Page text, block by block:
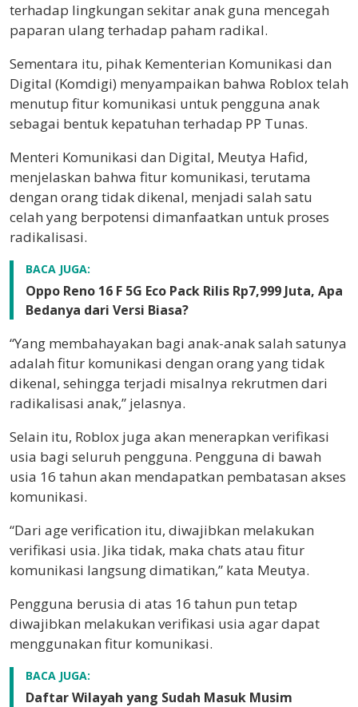
terhadap lingkungan sekitar anak guna mencegah
paparan ulang terhadap paham radikal.
Sementara itu, pihak Kementerian Komunikasi dan
Digital (Komdigi) menyampaikan bahwa Roblox telah
menutup fitur komunikasi untuk pengguna anak
sebagai bentuk kepatuhan terhadap PP Tunas.
Menteri Komunikasi dan Digital, Meutya Hafid,
menjelaskan bahwa fitur komunikasi, terutama
dengan orang tidak dikenal, menjadi salah satu
celah yang berpotensi dimanfaatkan untuk proses
radikalisasi.
BACA JUGA:
Oppo Reno 16 F 5G Eco Pack Rilis Rp7,999 Juta, Apa
Bedanya dari Versi Biasa?
“Yang membahayakan bagi anak-anak salah satunya
adalah fitur komunikasi dengan orang yang tidak
dikenal, sehingga terjadi misalnya rekrutmen dari
radikalisasi anak,” jelasnya.
Selain itu, Roblox juga akan menerapkan verifikasi
usia bagi seluruh pengguna. Pengguna di bawah
usia 16 tahun akan mendapatkan pembatasan akses
komunikasi.
“Dari age verification itu, diwajibkan melakukan
verifikasi usia. Jika tidak, maka chats atau fitur
komunikasi langsung dimatikan,” kata Meutya.
Pengguna berusia di atas 16 tahun pun tetap
diwajibkan melakukan verifikasi usia agar dapat
menggunakan fitur komunikasi.
BACA JUGA:
Daftar Wilayah yang Sudah Masuk Musim